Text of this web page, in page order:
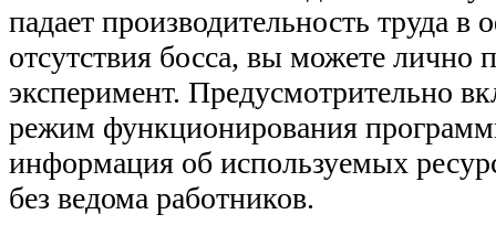
падает производительность труда в
отсутствия босса, вы можете лично
эксперимент. Предусмотрительно
режим функционирования
информация об используемых
без ведома работников.